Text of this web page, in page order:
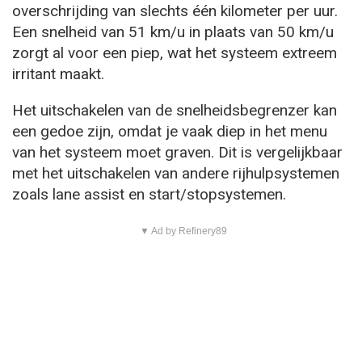
overschrijding van slechts één kilometer per uur.
Een snelheid van 51 km/u in plaats van 50 km/u
zorgt al voor een piep, wat het systeem extreem
irritant maakt.
Het uitschakelen van de snelheidsbegrenzer kan
een gedoe zijn, omdat je vaak diep in het menu
van het systeem moet graven. Dit is vergelijkbaar
met het uitschakelen van andere rijhulpsystemen
zoals lane assist en start/stopsystemen.
▼ Ad by Refinery89